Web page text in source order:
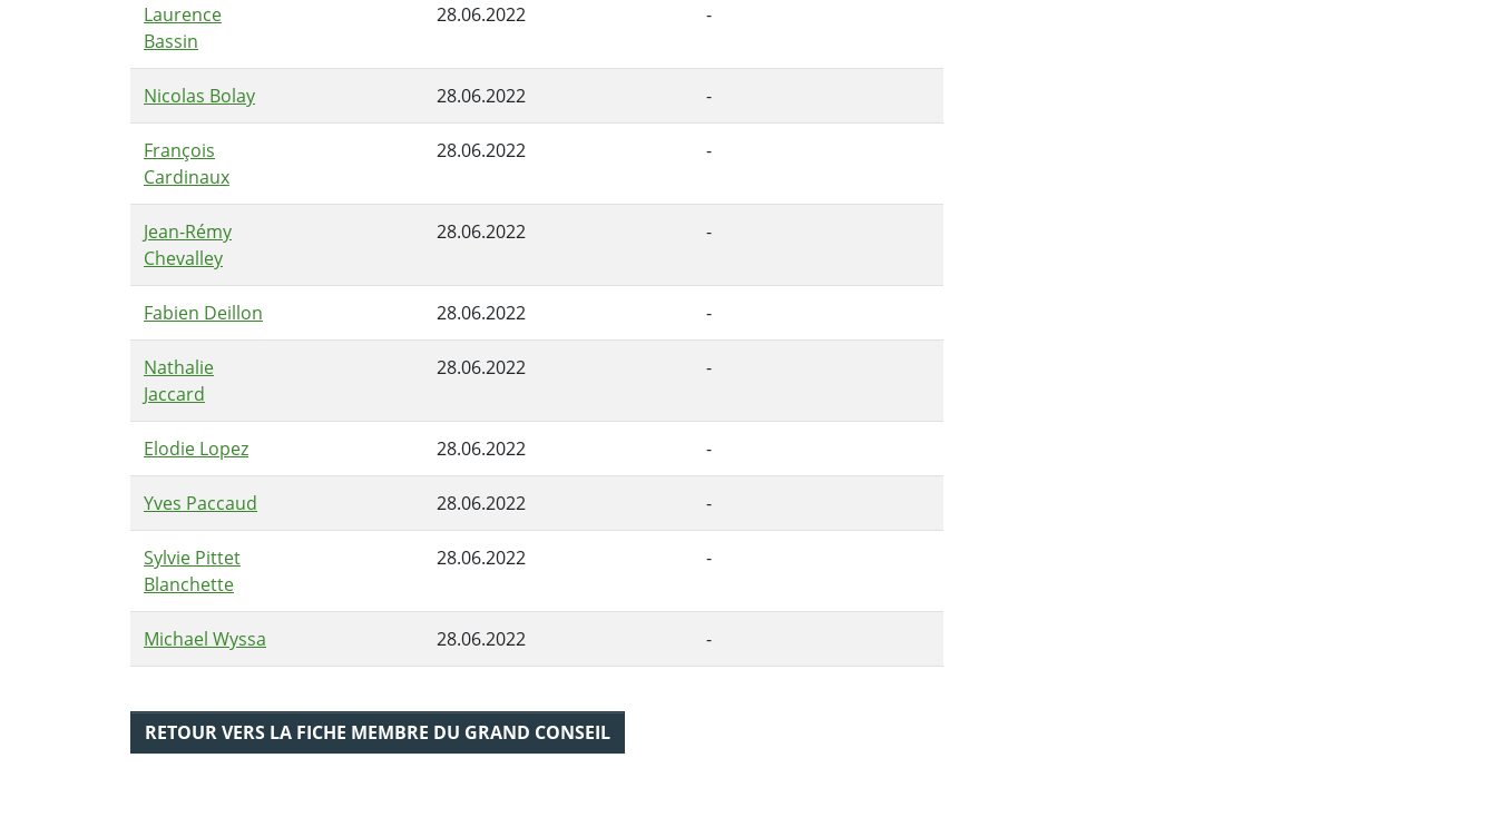
Laurence
Bassin
28.06.2022 -
Nicolas Bolay 28.06.2022 -
François
Cardinaux
28.06.2022 -
Jean-Rémy
Chevalley
28.06.2022 -
Fabien Deillon 28.06.2022 -
Nathalie
Jaccard
28.06.2022 -
Elodie Lopez 28.06.2022 -
Yves Paccaud 28.06.2022 -
Sylvie Pittet
Blanchette
28.06.2022 -
Michael Wyssa 28.06.2022 -
RETOUR VERS LA FICHE MEMBRE DU GRAND CONSEIL